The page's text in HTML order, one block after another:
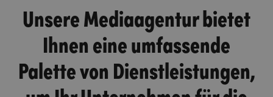
Unsere Mediaagentur bietet
Ihnen eine umfassende
Palette von Dienstleistungen,